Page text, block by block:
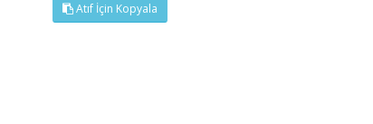
Atıf İçin Kopyala